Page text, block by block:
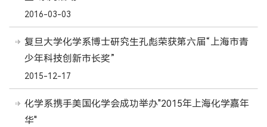
2016-03-03
复旦大学化学系博士研究生孔彪荣获第六届“上海市青
少年科技创新市长奖”
2015-12-17
化学系携手美国化学会成功举办"2015年上海化学嘉年
华"